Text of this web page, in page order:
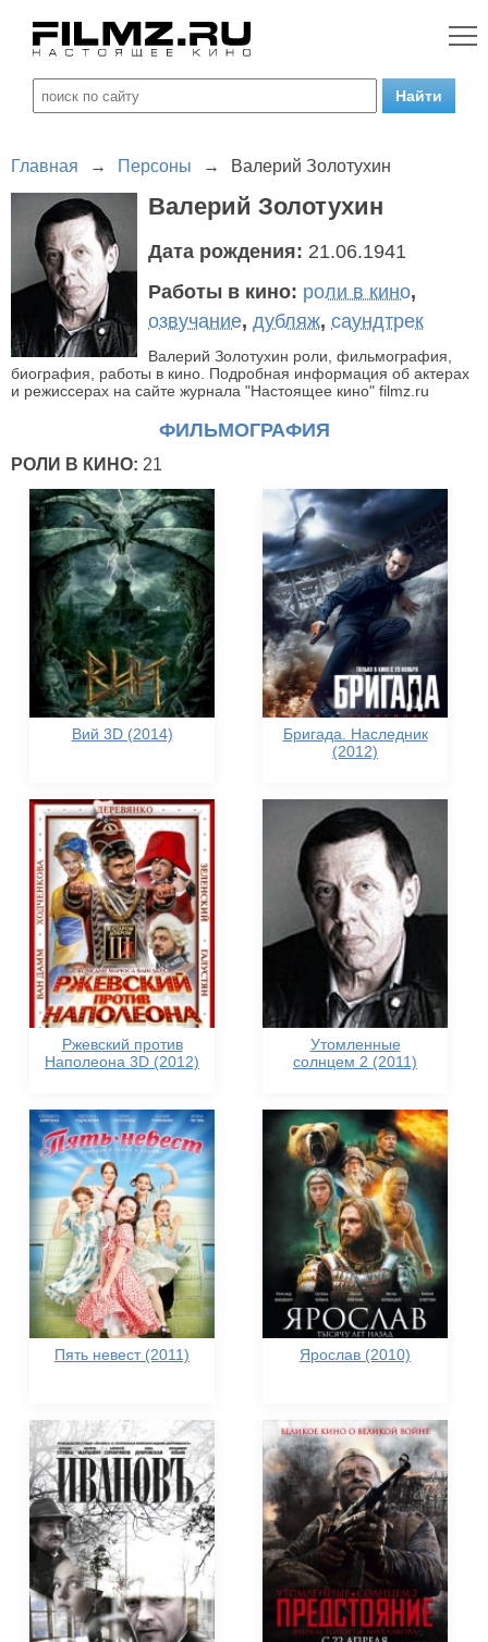
Главная → Персоны → Валерий Золотухин
Валерий Золотухин
Дата рождения: 21.06.1941
Работы в кино: роли в кино,
озвучание, дубляж, саундтрек
Валерий Золотухин роли, фильмография,
биография, работы в кино. Подробная информация об актерах
и режиссерах на сайте журнала "Настоящее кино" filmz.ru
ФИЛЬМОГРАФИЯ
РОЛИ В КИНО: 21
Вий 3D (2014)
Бригада. Наследник
(2012)
Ржевский против
Наполеона 3D (2012)
Утомленные
солнцем 2 (2011)
Пять невест (2011) Ярослав (2010)